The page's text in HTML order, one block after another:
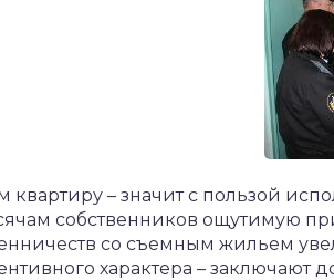
квартиру – значит с пользой
собственников ощутимую
со съемным жильем
характера – заключают